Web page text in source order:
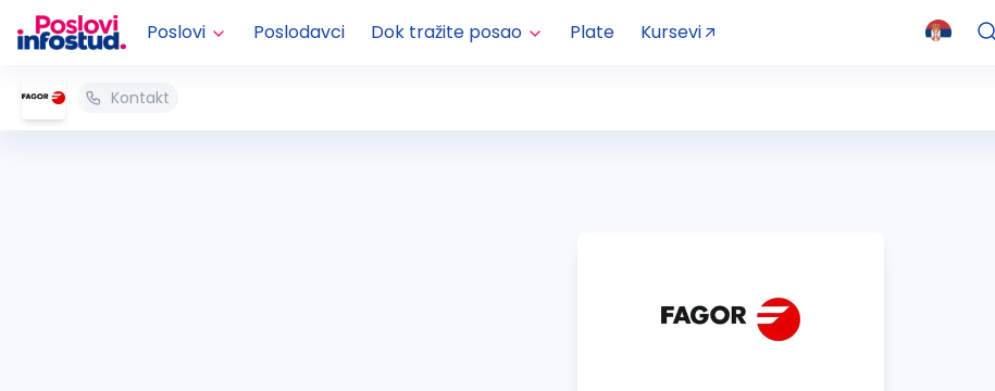
Poslovi Poslodavci Dok tražite posao Plate Kursevi
Kontakt